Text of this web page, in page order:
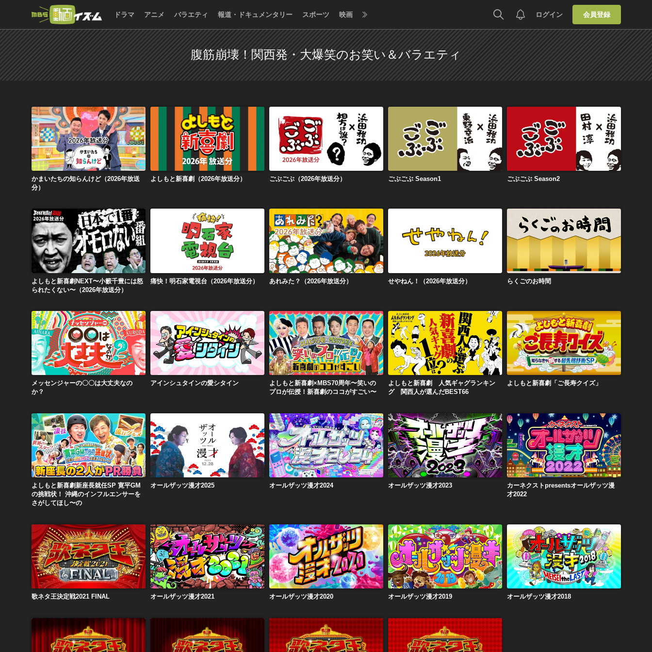
ドラマ アニメ バラエティ 報道・ドキュメンタリー スポーツ 映画 ログイン 会員登録
腹筋崩壊！関西発・大爆笑のお笑い＆バラエティ
かまいたちの知らんけど（2026年放送分）
かまいたちの知らんけど（2026年放送
分）
よしもと新喜劇（2026年放送分）
よしもと新喜劇（2026年放送分）
ごぶごぶ（2026年放送分）
ごぶごぶ（2026年放送分）
ごぶごぶ Season1
ごぶごぶ Season1
ごぶごぶ Season2
ごぶごぶ Season2
よしもと新喜劇NEXT〜小籔千豊には怒られたくない〜（2026年放送分）
よしもと新喜劇NEXT〜小籔千豊には怒
られたくない〜（2026年放送分）
痛快！明石家電視台（2026年放送分）
痛快！明石家電視台（2026年放送分）
あれみた？（2026年放送分）
あれみた？（2026年放送分）
せやねん！（2026年放送分）
せやねん！（2026年放送分）
らくごのお時間
らくごのお時間
メッセンジャーの〇〇は大丈夫なのか？
メッセンジャーの〇〇は大丈夫なの
か？
アインシュタインの愛シタイン
アインシュタインの愛シタイン
よしもと新喜劇×MBS70周年〜笑いのプロが伝授！新喜劇のココがすごい〜
よしもと新喜劇×MBS70周年〜笑いの
プロが伝授！新喜劇のココがすごい〜
よしもと新喜劇 人気ギャグランキング 関西人が選んだBEST66
よしもと新喜劇 人気ギャグランキン
グ 関西人が選んだBEST66
よしもと新喜劇「ご長寿クイズ」
よしもと新喜劇「ご長寿クイズ」
よしもと新喜劇新座長就任SP 寛平GMの挑戦状！ 沖縄のインフルエンサーをさがしてほし〜の
よしもと新喜劇新座長就任SP 寛平GM
の挑戦状！ 沖縄のインフルエンサーを
さがしてほし〜の
オールザッツ漫才2025
オールザッツ漫才2025
オールザッツ漫才2024
オールザッツ漫才2024
オールザッツ漫才2023
オールザッツ漫才2023
カーネクストpresentsオールザッツ漫才2022
カーネクストpresentsオールザッツ漫
才2022
歌ネタ王決定戦2021 FINAL
歌ネタ王決定戦2021 FINAL
オールザッツ漫才2021
オールザッツ漫才2021
オールザッツ漫才2020
オールザッツ漫才2020
オールザッツ漫才2019
オールザッツ漫才2019
オールザッツ漫才2018
オールザッツ漫才2018